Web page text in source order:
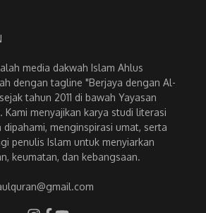
media dakwah Islam Ahlus
dengan tagline "Berjaya dengan Al-
tahun 2011 di bawah Yayasan
Kami menyajikan karya studi literasi
menginspirasi umat, serta
penulis Islam untuk menyiarkan
keumatan, dan kebangsaan.